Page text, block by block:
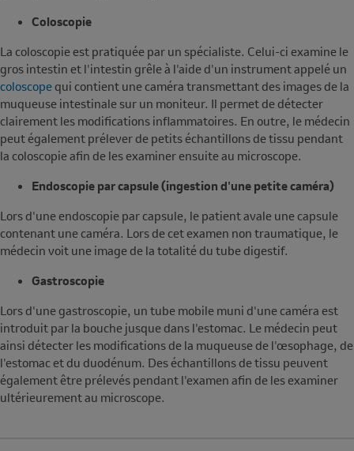
Coloscopie
La coloscopie est pratiquée par un spécialiste. Celui-ci examine le
gros intestin et l'intestin grêle à l'aide d'un instrument appelé un
coloscope qui contient une caméra transmettant des images de la
muqueuse intestinale sur un moniteur. Il permet de détecter
clairement les modifications inflammatoires. En outre, le médecin
peut également prélever de petits échantillons de tissu pendant
la coloscopie afin de les examiner ensuite au microscope.
Endoscopie par capsule(ingestion d'une petite caméra)
Lors d'une endoscopie par capsule, le patient avale une capsule
contenant une caméra. Lors de cet examen non traumatique, le
médecin voit une image de la totalité du tube digestif.
Gastroscopie
Lors d'une gastroscopie, un tube mobile muni d'une caméra est
introduit par la bouche jusque dans l'estomac. Le médecin peut
ainsi détecter les modifications de la muqueuse de l'œsophage, de
l'estomac et du duodénum. Des échantillons de tissu peuvent
également être prélevés pendant l'examen afin de les examiner
ultérieurement au microscope.